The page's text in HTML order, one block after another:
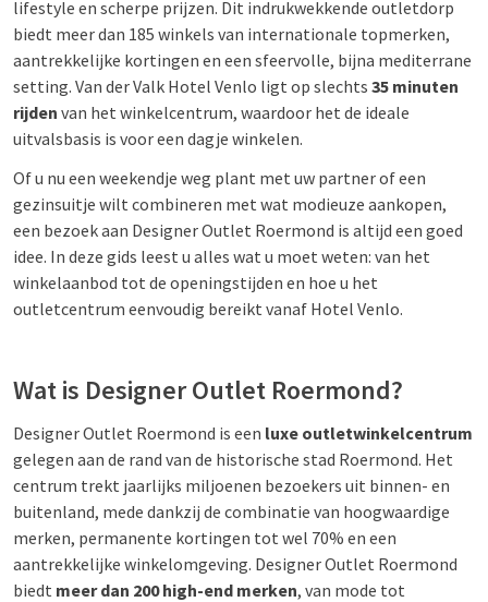
lifestyle en scherpe prijzen. Dit indrukwekkende outletdorp
biedt meer dan 185 winkels van internationale topmerken,
aantrekkelijke kortingen en een sfeervolle, bijna mediterrane
setting. Van der Valk Hotel Venlo ligt op slechts 35 minuten
rijden van het winkelcentrum, waardoor het de ideale
uitvalsbasis is voor een dagje winkelen.
Of u nu een weekendje weg plant met uw partner of een
gezinsuitje wilt combineren met wat modieuze aankopen,
een bezoek aan Designer Outlet Roermond is altijd een goed
idee. In deze gids leest u alles wat u moet weten: van het
winkelaanbod tot de openingstijden en hoe u het
outletcentrum eenvoudig bereikt vanaf Hotel Venlo.
Wat is Designer Outlet Roermond?
Designer Outlet Roermond is een luxe outletwinkelcentrum
gelegen aan de rand van de historische stad Roermond. Het
centrum trekt jaarlijks miljoenen bezoekers uit binnen- en
buitenland, mede dankzij de combinatie van hoogwaardige
merken, permanente kortingen tot wel 70% en een
aantrekkelijke winkelomgeving. Designer Outlet Roermond
biedt meer dan 200 high-end merken, van mode tot